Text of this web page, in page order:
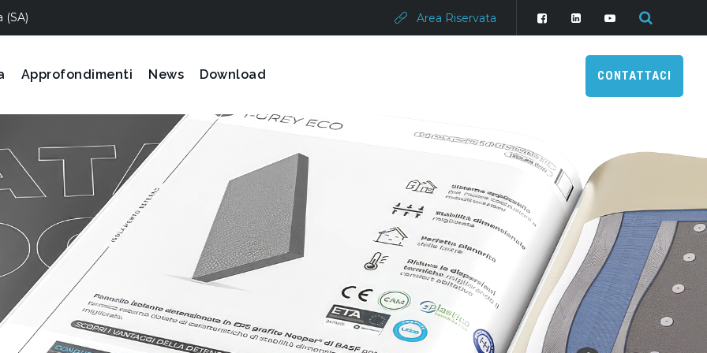
(SA) Area Riservata
Approfondimenti News Download CONTATTACI